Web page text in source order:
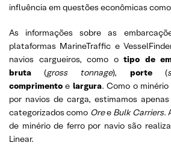
influência em questões econômicas
As informações sobre as
plataformas MarineTraffic e
navios cargueiros, como otipo de
bruta (gross tonnage), porte (
comprimentoe largura. Como o
por navios de carga, estimamos
categorizados como Oree Bulk Carriers.
de minério de ferro por navio são
Linear.